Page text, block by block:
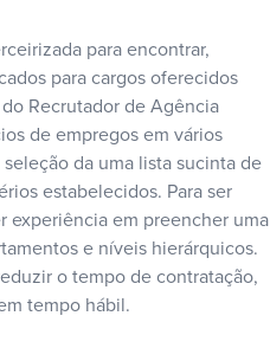
para encontrar,
para cargos oferecidos
Recrutador de Agência
de empregos em vários
da uma lista sucinta de
estabelecidos. Para ser
experiência em preencher uma
e níveis hierárquicos.
o tempo de contratação,
tempo hábil.